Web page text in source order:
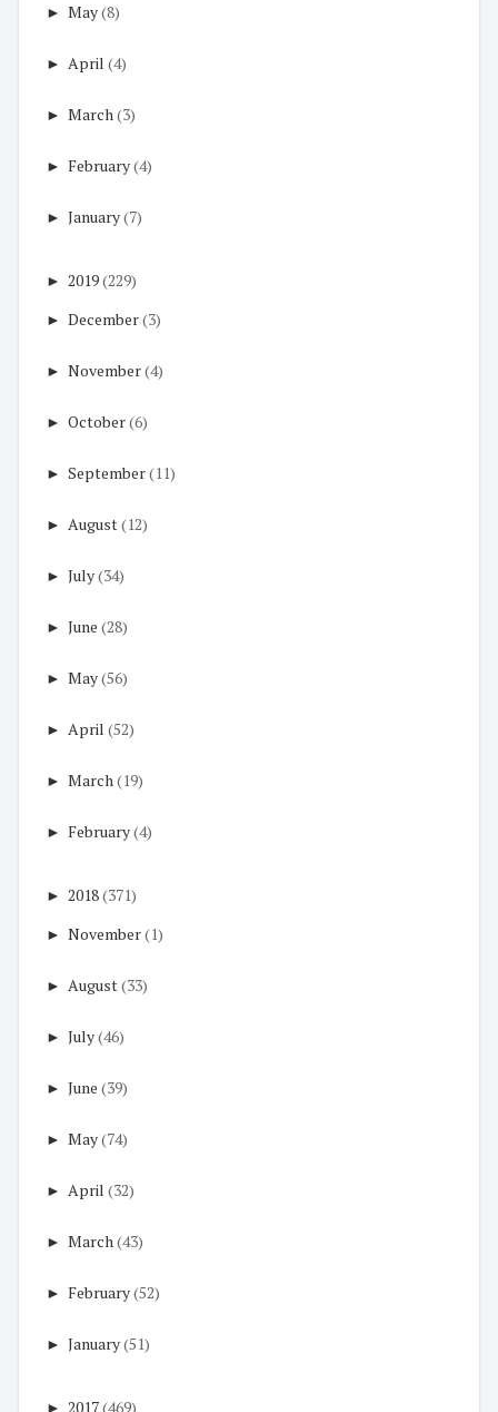
► May(8)
► April (4)
► March(3)
► February(4)
► January(7)
► 2019(229)
► December(3)
► November(4)
► October(6)
► September(11)
► August(12)
► July(34)
► June (28)
► May(56)
► April (52)
► March(19)
► February(4)
► 2018(371)
► November(1)
► August(33)
► July(46)
► June (39)
► May(74)
► April (32)
► March(43)
► February(52)
► January(51)
► 2017(469)